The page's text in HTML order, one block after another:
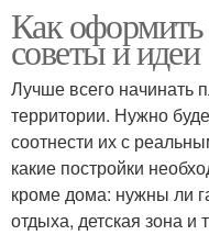
Как оформить
советы и идеи
Лучше всего начинать
территории. Нужно
соотнести их с
какие постройки
кроме дома: нужны ли
отдыха, детская зона и